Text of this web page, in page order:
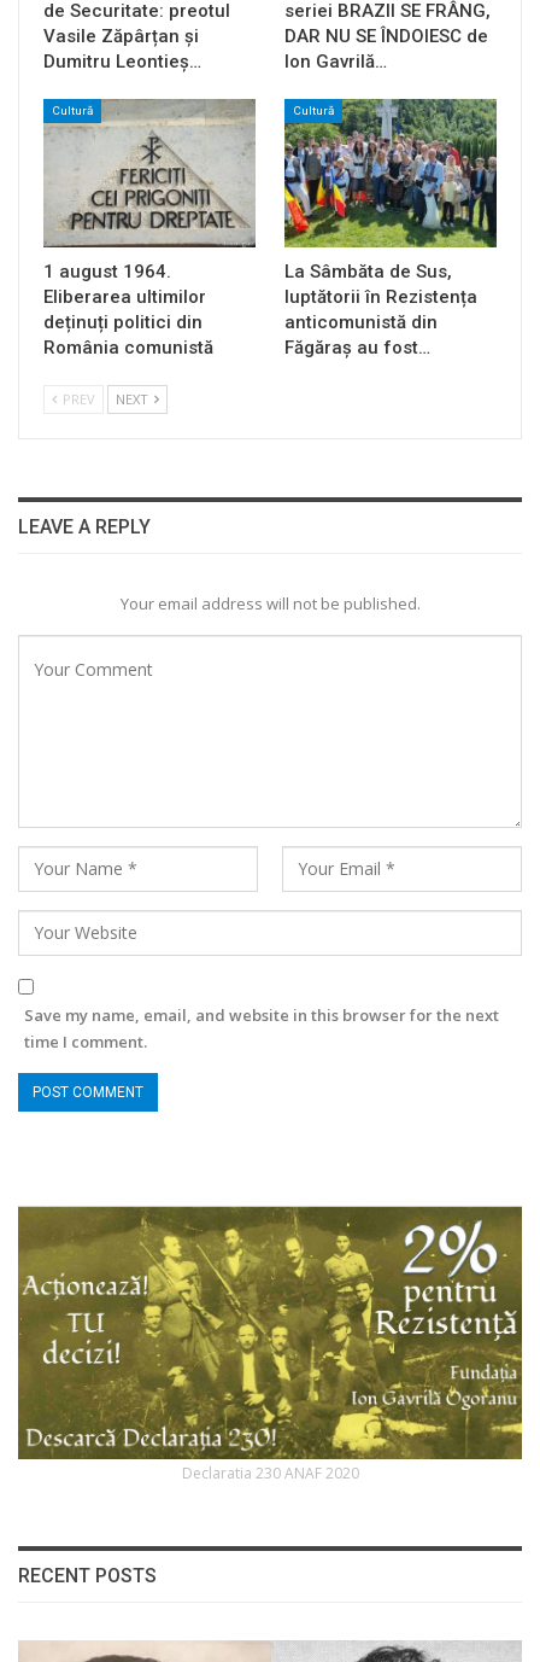
de Securitate: preotul
Vasile Zăpârțan și
Dumitru Leontieș…
seriei BRAZII SE FRÂNG,
DAR NU SE ÎNDOIESC de
Ion Gavrilă…
Cultură
1 august 1964.
Eliberarea ultimilor
deținuți politici din
România comunistă
Cultură
La Sâmbăta de Sus,
luptătorii în Rezistența
anticomunistă din
Făgăraș au fost…
PREV NEXT
LEAVE A REPLY
Your email address will not be published.
Save my name, email, and website in this browser for the next
time I comment.
Declaratia 230 ANAF 2020
RECENT POSTS